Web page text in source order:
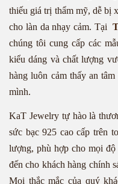
thiếu giá trị thẩm mỹ, dễ bị
cho làn da nhạy cảm. Tại
chúng tôi cung cấp các
kiểu dáng và chất lượng
hàng luôn cảm thấy an
mình.
KaT Jewelry tự hào là
sức bạc 925 cao cấp trên
lượng, phù hợp cho mọi
đến cho khách hàng chính
Mọi thắc mắc của quý